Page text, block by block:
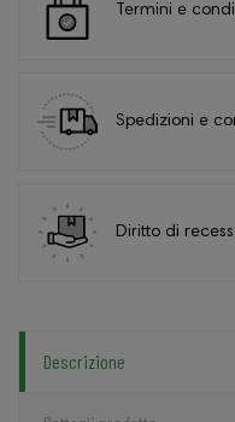
Termini e
Spedizioni e
Diritto di
Descrizione